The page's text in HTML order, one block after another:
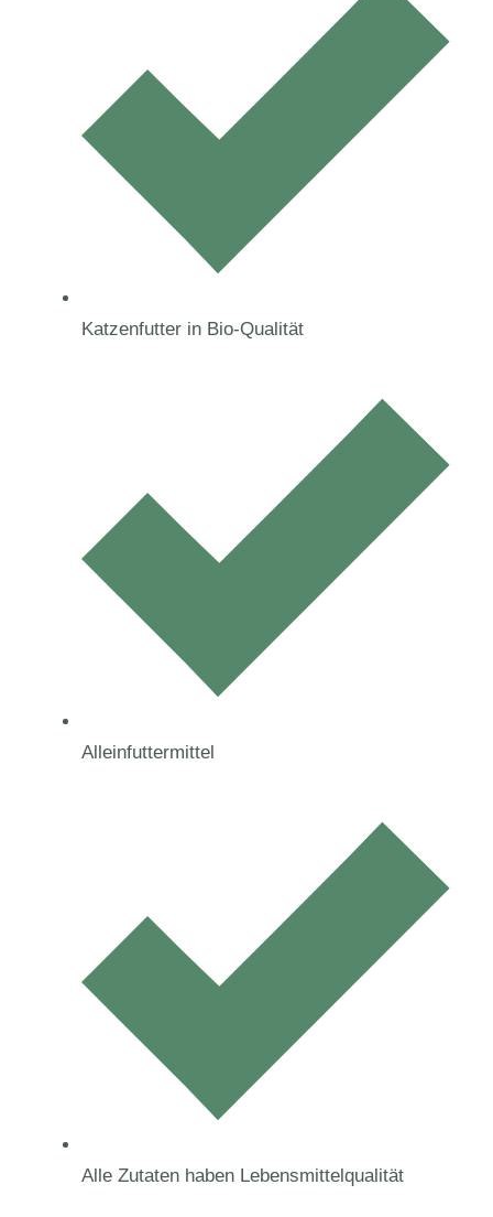
Katzenfutter in Bio-Qualität
Alleinfuttermittel
Alle Zutaten haben Lebensmittelqualität